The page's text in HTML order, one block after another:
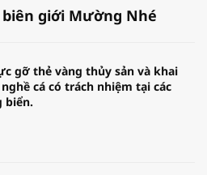
giới Mường Nhé
gỡ thẻ vàng thủy sản và khai
cá có trách nhiệm tại các
biển.